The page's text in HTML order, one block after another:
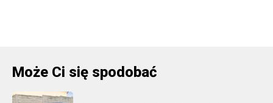
Może Ci się spodobać